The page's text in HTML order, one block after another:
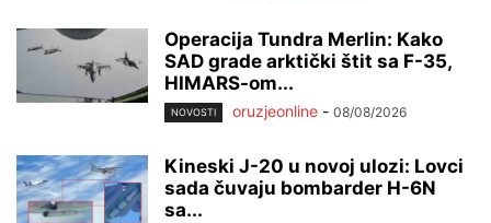
Operacija Tundra Merlin: Kako
SAD grade arktički štit sa F-35,
HIMARS-om...
NOVOSTI oruzjeonline - 08/08/2026
Kineski J-20 u novoj ulozi: Lovci
sada čuvaju bombarder H-6N
sa...